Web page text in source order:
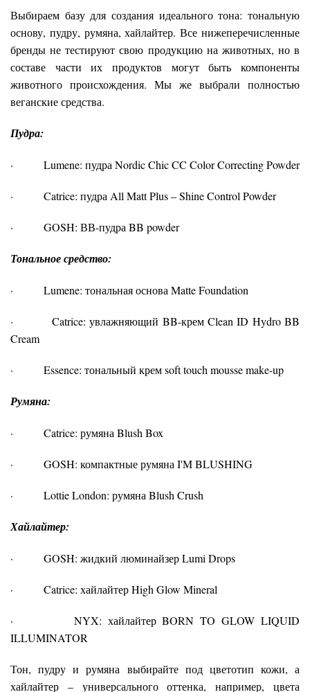
Выбираем базу для создания идеального тона: тональную
основу, пудру, румяна, хайлайтер. Все нижеперечисленные
бренды не тестируют свою продукцию на животных, но в
составе части их продуктов могут быть компоненты
животного происхождения. Мы же выбрали полностью
веганские средства.
Пудра:
· Lumene: пудра Nordic Chic CC Color Correcting Powder
· Catrice: пудра All Matt Plus – Shine Control Powder
· GOSH: ВВ-пудра BB powder
Тональное средство:
· Lumene: тональная основа Matte Foundation
· Catrice: увлажняющий BB-крем Clean ID Hydro BB
Cream
· Essence: тональный крем soft touch mousse make-up
Румяна:
· Catrice: румяна Blush Box
· GOSH: компактные румяна I'M BLUSHING
· Lottie London: румяна Blush Crush
Хайлайтер:
· GOSH: жидкий люминайзер Lumi Drops
· Catrice: хайлайтер High Glow Mineral
· NYX: хайлайтер BORN TO GLOW LIQUID
ILLUMINATOR
Тон, пудру и румяна выбирайте под цветотип кожи, а
хайлайтер – универсального оттенка, например, цвета